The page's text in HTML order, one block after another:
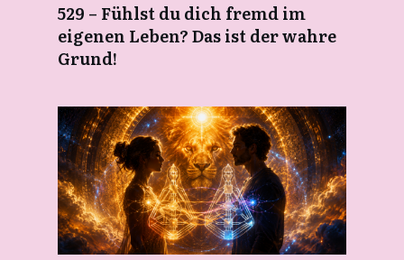
529 – Fühlst du dich fremd im
eigenen Leben? Das ist der wahre
Grund!